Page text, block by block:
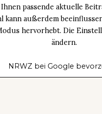
passende aktuelle
kann außerdem
hervorhebt. Die
ändern.
NRWZ bei Google